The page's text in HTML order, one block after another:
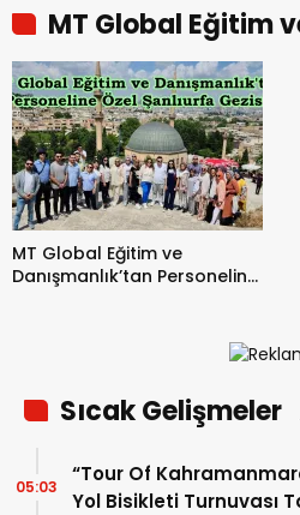
MT Global Eğitim
MT Global Eğitim ve
Danışmanlık’tan Personeline
Sıcak Gelişmeler
“Tour Of
Yol Bisikleti Turnuvası
05:03